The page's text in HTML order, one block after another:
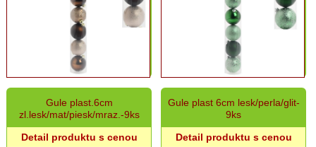
Gule plast.6cm
zl.lesk/mat/piesk/mraz.-9ks
Detail produktu s cenou
Gule plast 6cm lesk/perla/glit-
9ks
Detail produktu s cenou